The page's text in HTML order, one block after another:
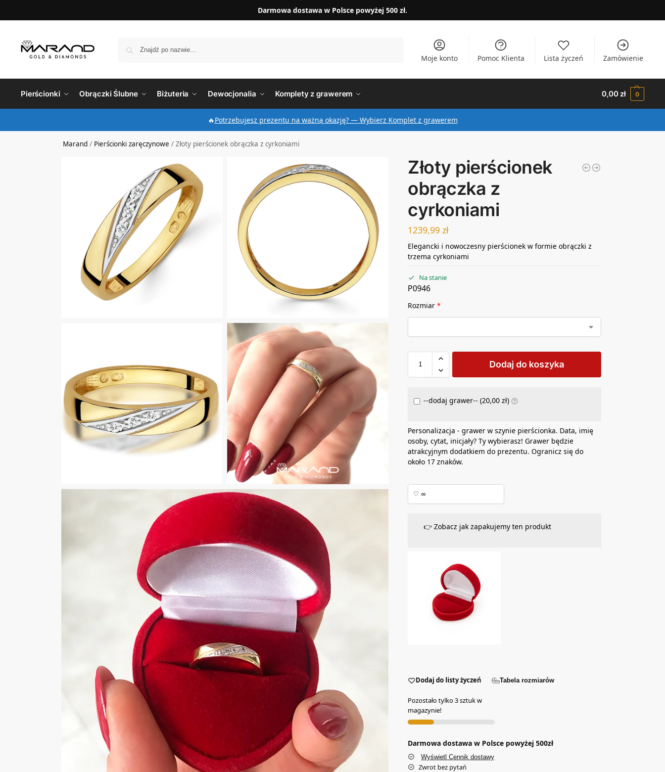
Darmowa dostawa w Polsce powyżej 500 zł.
Moje konto Pomoc Klienta Lista życzeń Zamówienie
Pierścionki Obrączki Ślubne Biżuteria Dewocjonalia Komplety z grawerem 0,00zł 0
🔥Potrzebujesz prezentu na ważną okazję? — Wybierz Komplet z grawerem
Marand / Pierścionki zaręczynowe /Złoty pierścionek obrączka z cyrkoniami
Złoty pierścionek
obrączka z
cyrkoniami
1239,99 zł
Elegancki i nowoczesny pierścionek w formie obrączki z
trzema cyrkoniami
Na stanie
P0946
Rozmiar*
Dodaj do koszyka
--dodaj grawer-- (20,00zł)
Personalizacja - grawer w szynie pierścionka. Data, imię
osoby, cytat, inicjały? Ty wybierasz! Grawer będzie
atrakcyjnym dodatkiem do prezentu. Ogranicz się do
około 17 znaków.
👉 Zobacz jak zapakujemy ten produkt
Dodaj do listy życzeń Tabela rozmiarów
Pozostało tylko 3 sztuk w
magazynie!
Darmowa dostawa w Polsce powyżej 500zł
Wyświetl Cennik dostawy
Zwrot bez pytań